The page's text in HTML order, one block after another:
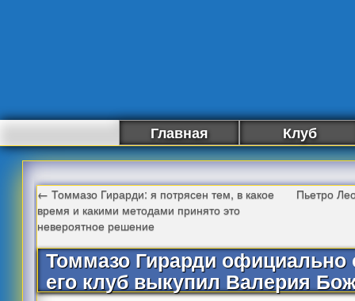
Главная Клуб
← Томмазо Гирарди: я потрясен тем, в какое
время и какими методами принято это
невероятное решение
Пьетро
Томмазо Гирарди официально
его клуб выкупил Валерия